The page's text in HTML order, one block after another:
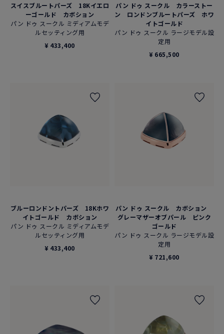
スイスブルートパーズ 18Kイエロ
ーゴールド カボション
パン ドゥ スークル ミディアムモデ
ルセッティング用
¥ 433,400
パン ドゥ スークル カラーストー
ン ロンドンブルートパーズ ホワ
イトゴールド
パン ドゥ スークル ラージモデル設
定用
¥ 665,500
ブルーロンドントパーズ 18Kホワ
イトゴールド カボション
パン ドゥ スークル ミディアムモデ
ルセッティング用
¥ 433,400
パン ドゥ スークル カボション
グレーマザーオブパール ピンク
ゴールド
パン ドゥ スークル ラージモデル設
定用
¥ 721,600